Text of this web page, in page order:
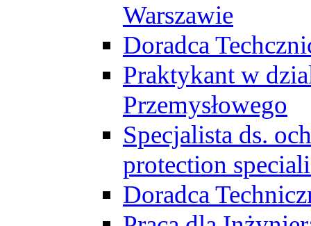
Warszawie
Doradca
Praktykant w
Przemysłowego
Specjalista ds.
protection
Doradca